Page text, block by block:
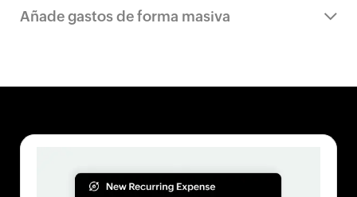
Añade gastos de forma masiva